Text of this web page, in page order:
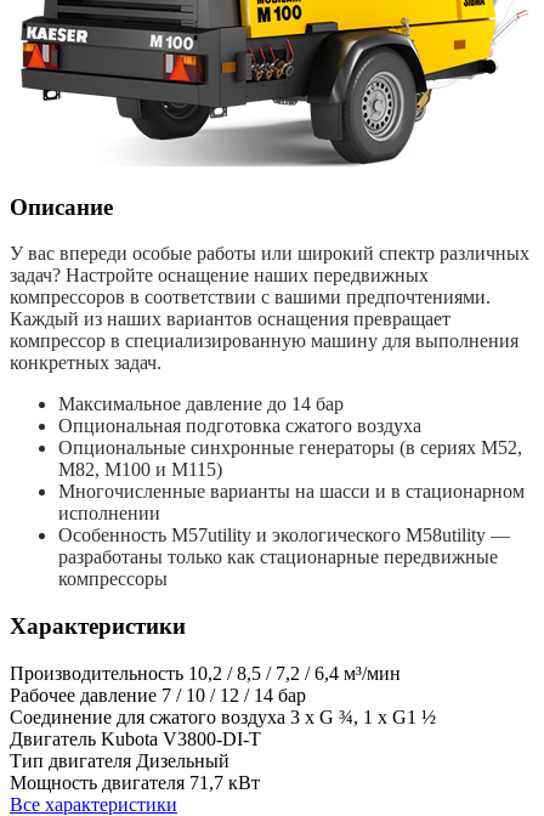
Описание
У вас впереди особые работы или широкий спектр различных
задач? Настройте оснащение наших передвижных
компрессоров в соответствии с вашими предпочтениями.
Каждый из наших вариантов оснащения превращает
компрессор в специализированную машину для выполнения
конкретных задач.
Максимальное давление до 14 бар
Опциональная подготовка сжатого воздуха
Опциональные синхронные генераторы (в сериях M52,
M82, M100 и M115)
Многочисленные варианты на шасси и в стационарном
исполнении
Особенность M57utility и экологического M58utility —
разработаны только как стационарные передвижные
компрессоры
Характеристики
Производительность 10,2 / 8,5 / 7,2 / 6,4 м³/мин
Рабочее давление 7 / 10 / 12 / 14 бар
Соединение для сжатого воздуха 3 x G ¾, 1 x G1 ½
Двигатель Kubota V3800-DI-T
Тип двигателя Дизельный
Мощность двигателя 71,7 кВт
Все характеристики